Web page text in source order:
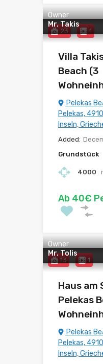
23 1
Owner
Mr. Takis
Villa
Beach (3
Pelekas
Pelekas,
Inseln,
Added:
Grundstück
4000
Ab 40€
13 1
Owner
Mr. Tolis
Haus am
Pelekas
Pelekas
Pelekas,
Inseln,